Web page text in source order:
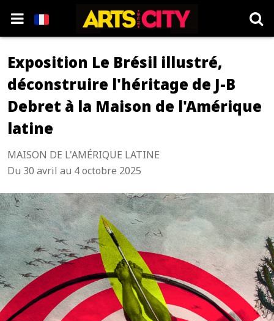
Exposition Le Brésil illustré,
déconstruire l'héritage de J-B
Debret à la Maison de l'Amérique
latine
MAISON DE L'AMÉRIQUE LATINE
Du 30 avril au 4 octobre 2025